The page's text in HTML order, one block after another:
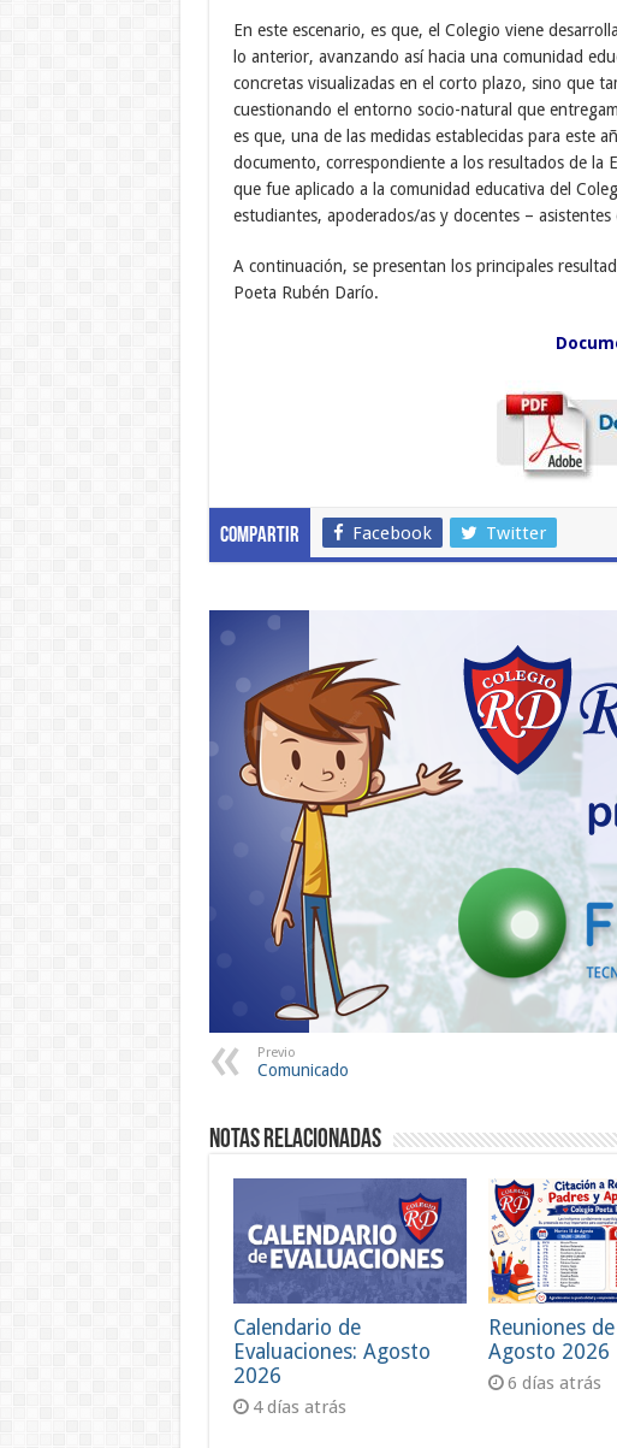
En este escenario, es que, el Colegio viene
lo anterior, avanzando así hacia una comunidad
concretas visualizadas en el corto plazo, sino que
cuestionando el entorno socio-natural que
es que, una de las medidas establecidas para este
documento, correspondiente a los resultados de la
que fue aplicado a la comunidad educativa del
estudiantes, apoderados/as y docentes – asistentes
A continuación, se presentan los principales
Poeta Rubén Darío.
Compartir Facebook Twitter
Previo
Comunicado
Notas Relacionadas
Calendario de
Evaluaciones: Agosto
2026
4 días atrás
Reuniones
Agosto 2026
6 días atrás